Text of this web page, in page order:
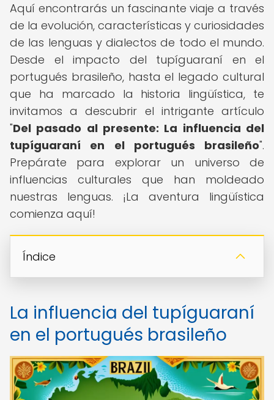
Aquí encontrarás un fascinante viaje a través
de la evolución, características y curiosidades
de las lenguas y dialectos de todo el mundo.
Desde el impacto del tupíguaraní en el
portugués brasileño, hasta el legado cultural
que ha marcado la historia lingüística, te
invitamos a descubrir el intrigante artículo
"Del pasado al presente: La influencia del
tupíguaraní en el portugués brasileño".
Prepárate para explorar un universo de
influencias culturales que han moldeado
nuestras lenguas. ¡La aventura lingüística
comienza aquí!
Índice
La influencia del tupíguaraní
en el portugués brasileño